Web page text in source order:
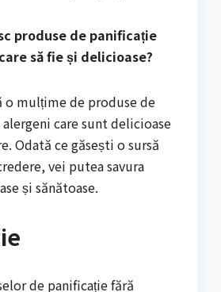
produse de panificație
să fie și delicioase?
o mulțime de produse de
care sunt delicioase
Odată ce găsești o sursă
vei putea savura
și sănătoase.
de panificație fără